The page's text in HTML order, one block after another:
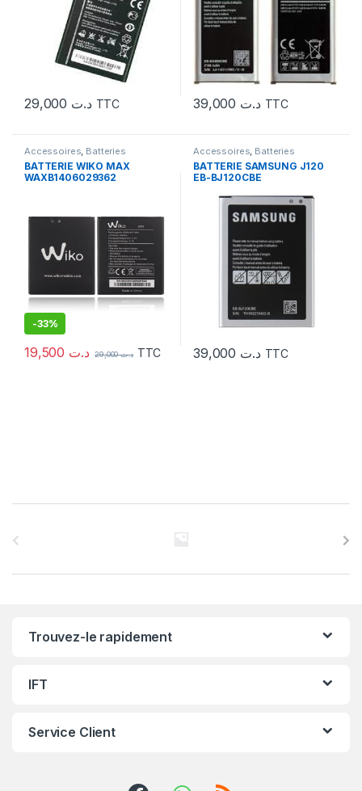
د.ت TTC د.ت TTC
Accessoires Batteries
BATTERIE WIKO MAX
WAXB1406029362
-33%
د.ت د.ت29,000 TTC
Accessoires Batteries
BATTERIE SAMSUNG J120
EB-BJ120CBE
د.ت TTC
Trouvez-le rapidement
IFT
Service Client